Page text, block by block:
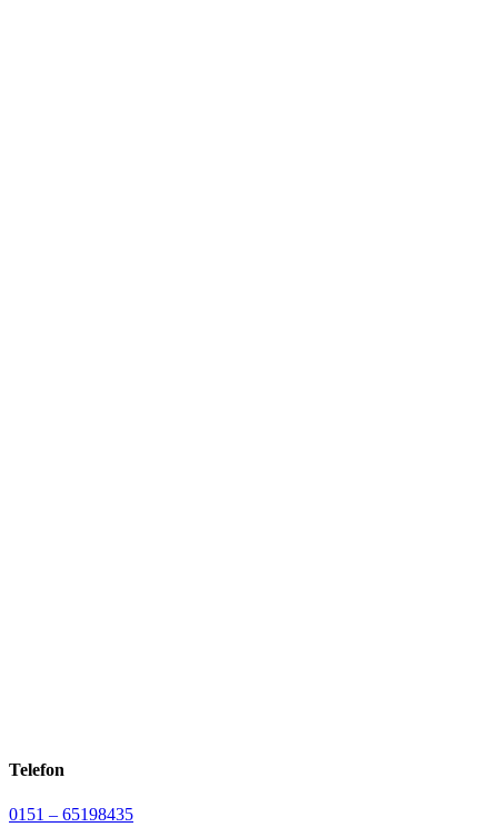
Telefon
0151 – 65198435